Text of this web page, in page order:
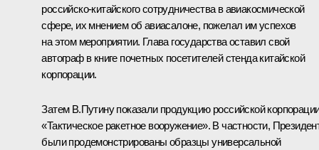
российско-китайского сотрудничества в авиакосмической
сфере, их мнением об авиасалоне, пожелал им успехов
на этом мероприятии. Глава государства оставил свой
автограф в книге почетных посетителей стенда китайской
корпорации.
Затем В.Путину показали продукцию российской
«Тактическое ракетное вооружение». В частности,
были продемонстрированы образцы универсальной